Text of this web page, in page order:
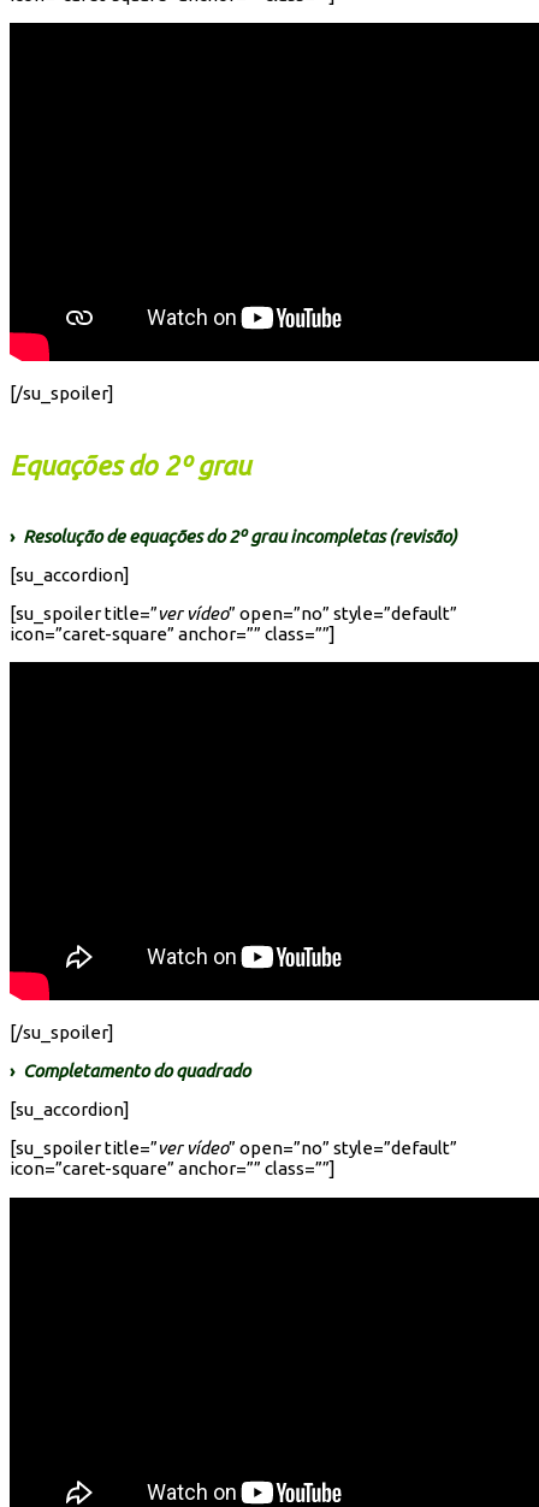
[/su_spoiler]
Equações do 2º grau
› Resolução de equações do 2º grau incompletas (revisão)
[su_accordion]
[su_spoiler title=”ver vídeo” open=”no” style=”default”
icon=”caret-square” anchor=”” class=””]
[/su_spoiler]
› Completamento do quadrado
[su_accordion]
[su_spoiler title=”ver vídeo” open=”no” style=”default”
icon=”caret-square” anchor=”” class=””]